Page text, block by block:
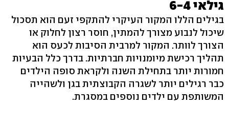
גילאי 6-4
בגילים הללו המקור העיקרי להתקפי זעם הוא תסכול
שיכול לנבוע מצורך להמתין, חוסר רצון לחלוק או
הצורך לוותר. המקור למרבית הסיבות לכעס הוא
תהליך רכישת מיומנויות חברתיות. בדרך כלל הבעיות
חמורות יותר בתחילת השנה ולקראת סופה הילדים
כבר רגילים יותר לשגרה הקבוצתית בגן ולשהייה
המשותפת עם ילדים נוספים במסגרת.